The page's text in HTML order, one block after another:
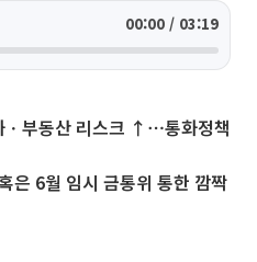
00:00 / 03:19
ㆍ부동산 리스크 ↑⋯통화정책
은 6월 임시 금통위 통한 깜짝